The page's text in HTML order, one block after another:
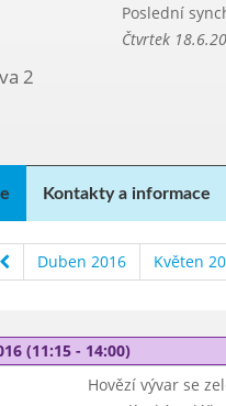
Poslední
Čtvrtek
2
Kontakty a informace
Duben 2016 Květen
(11:15 - 14:00)
Hovězí vývar se